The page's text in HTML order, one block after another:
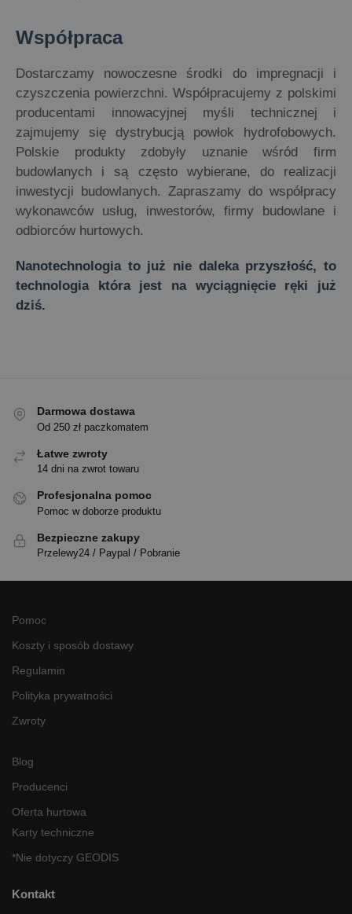
Współpraca
Dostarczamy nowoczesne środki do impregnacji i
czyszczenia powierzchni. Współpracujemy z polskimi
producentami innowacyjnej myśli technicznej i
zajmujemy się dystrybucją powłok hydrofobowych.
Polskie produkty zdobyły uznanie wśród firm
budowlanych i są często wybierane, do realizacji
inwestycji budowlanych. Zapraszamy do współpracy
wykonawców usług, inwestorów, firmy budowlane i
odbiorców hurtowych.
Nanotechnologia to już nie daleka przyszłość, to
technologia która jest na wyciągnięcie ręki już
dziś.
Darmowa dostawa
Od 250 zł paczkomatem
Łatwe zwroty
14 dni na zwrot towaru
Profesjonalna pomoc
Pomoc w doborze produktu
Bezpieczne zakupy
Przelewy24 / Paypal / Pobranie
Pomoc
Koszty i sposób dostawy
Regulamin
Polityka prywatności
Zwroty
Blog
Producenci
Oferta hurtowa
Karty techniczne
*Nie dotyczy GEODIS
Kontakt